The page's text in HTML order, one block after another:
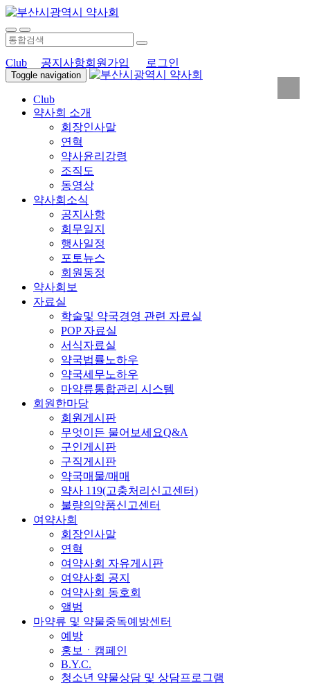
Club 공지사항회원가입 로그인
Toggle navigation
Club
약사회 소개
회장인사말
연혁
약사윤리강령
조직도
동영상
약사회소식
공지사항
회무일지
행사일정
포토뉴스
회원동정
약사회보
자료실
학술및 약국경영 관련 자료실
POP 자료실
서식자료실
약국법률노하우
약국세무노하우
마약류통합관리 시스템
회원한마당
회원게시판
무엇이든 물어보세요Q&A
구인게시판
구직게시판
약국매물/매매
약사 119(고충처리신고센터)
불량의약품신고센터
여약사회
회장인사말
연혁
여약사회 자유게시판
여약사회 공지
여약사회 동호회
앨범
마약류 및 약물중독예방센터
예방
홍보ㆍ캠페인
B.Y.C.
청소년 약물상담 및 상담프로그램